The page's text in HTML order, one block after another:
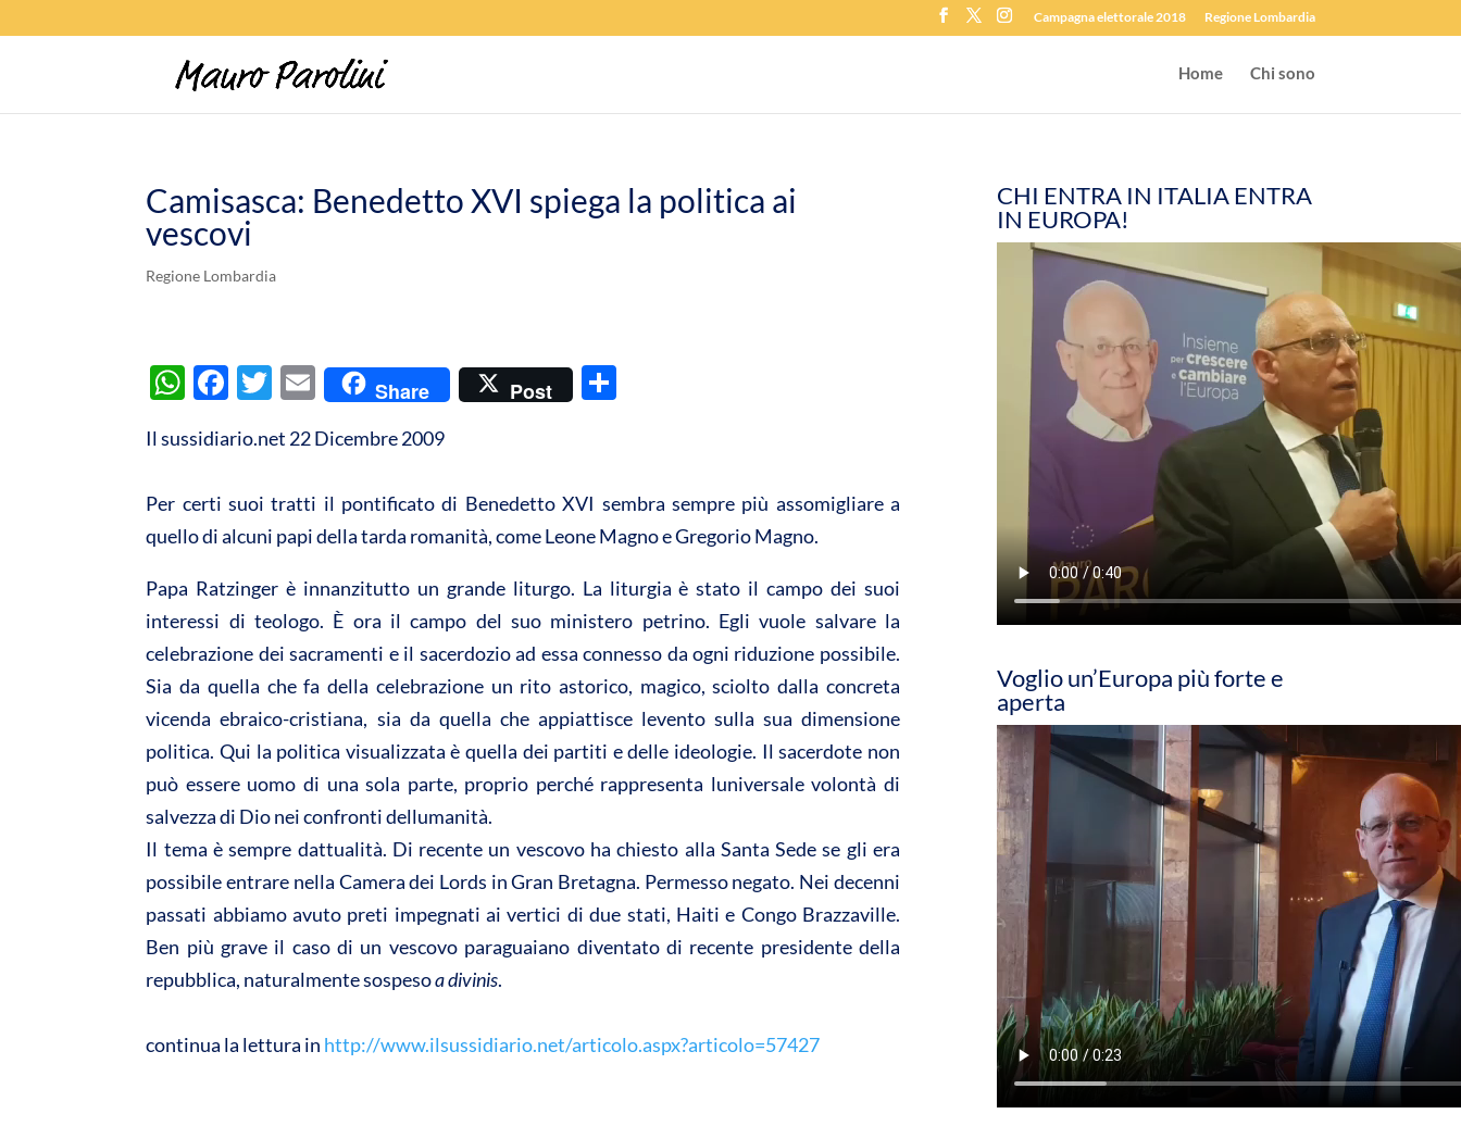
Campagna elettorale 2018 Regione Lombardia
Home Chi sono
Camisasca: Benedetto XVI spiega la politica ai
vescovi
Regione Lombardia
W
at
A
p
p
F
e
o
o
k
T
itt
er
E
ail
Share Post
di
vi
di
Il sussidiario.net 22 Dicembre 2009
Per certi suoi tratti il pontificato di Benedetto XVI sembra sempre più assomigliare a
quello di alcuni papi della tarda romanità, come Leone Magno e Gregorio Magno.
Papa Ratzinger è innanzitutto un grande liturgo. La liturgia è stato il campo dei suoi
interessi di teologo. È ora il campo del suo ministero petrino. Egli vuole salvare la
celebrazione dei sacramenti e il sacerdozio ad essa connesso da ogni riduzione possibile.
Sia da quella che fa della celebrazione un rito astorico, magico, sciolto dalla concreta
vicenda ebraico-cristiana, sia da quella che appiattisce levento sulla sua dimensione
politica. Qui la politica visualizzata è quella dei partiti e delle ideologie. Il sacerdote non
può essere uomo di una sola parte, proprio perché rappresenta luniversale volontà di
salvezza di Dio nei confronti dellumanità.
Il tema è sempre dattualità. Di recente un vescovo ha chiesto alla Santa Sede se gli era
possibile entrare nella Camera dei Lords in Gran Bretagna. Permesso negato. Nei decenni
passati abbiamo avuto preti impegnati ai vertici di due stati, Haiti e Congo Brazzaville.
Ben più grave il caso di un vescovo paraguaiano diventato di recente presidente della
repubblica, naturalmente sospesoa divinis.
continua la lettura in http://www.ilsussidiario.net/articolo.aspx?articolo=57427
CHI ENTRA IN ITALIA ENTRA
IN EUROPA!
Voglio un’Europa più forte e
aperta